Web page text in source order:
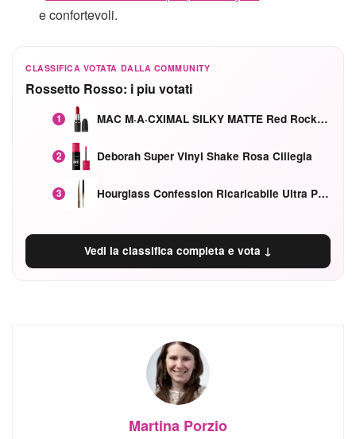
e confortevoli.
CLASSIFICA VOTATA DALLA COMMUNITY
Rossetto Rosso: i piu votati
1 MAC M·A·CXIMAL SILKY MATTE Red Rock mat
2 Deborah Super Vinyl Shake Rosa Ciliegia
3 Hourglass Confession Ricaricabile Ultra Preciso Ad Alta Intensità Secretly Classic Red
Vedi la classifica completa e vota ↓
Martina Porzio